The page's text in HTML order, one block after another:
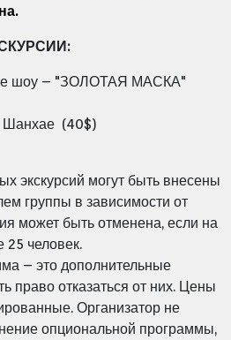
шоу – "ЗОЛОТАЯ МАСКА"
Шанхае (40$)
экскурсий могут быть внесены
группы в зависимости от
может быть отменена, если на
25 человек.
– это дополнительные
право отказаться от них. Цены
Организатор не
опциональной программы,